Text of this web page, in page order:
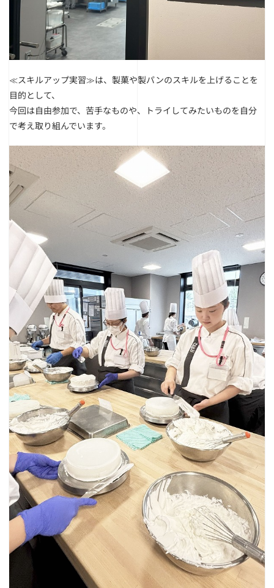
≪スキルアップ実習≫は、製菓や製パンのスキルを上げることを
目的として、
今回は自由参加で、苦手なものや、トライしてみたいものを自分
で考え取り組んでいます。